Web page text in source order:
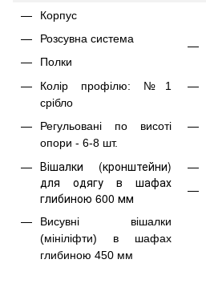
Корпус
Розсувна система
Полки
Колір профілю: №1
срібло
Регульовані по висоті
опори - 6-8 шт.
Вішалки (кронштейни)
для одягу в шафах
глибиною 600 мм
Висувні вішалки
(мініліфти) в шафах
глибиною 450 мм